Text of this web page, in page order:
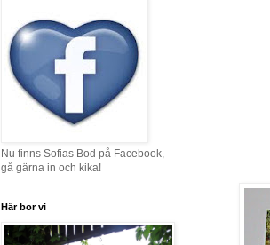
Nu finns Sofias Bod på Facebook,
gå gärna in och kika!
Här bor vi